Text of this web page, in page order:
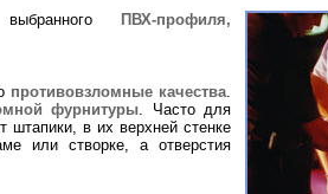
выбранного
ПВХ-профиля,
противовзломные качества.
фурнитуры. Часто для
штапики, в их верхней стенке
или створке, а отверстия